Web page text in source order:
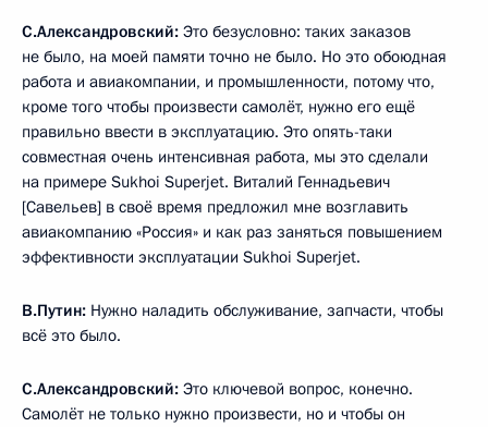
С.Александровский: Это безусловно: таких заказов
не было, на моей памяти точно не было. Но это обоюдная
работа и авиакомпании, и промышленности, потому что,
кроме того чтобы произвести самолёт, нужно его ещё
правильно ввести в эксплуатацию. Это опять-таки
совместная очень интенсивная работа, мы это сделали
на примере Sukhoi Superjet. Виталий Геннадьевич
[Савельев] в своё время предложил мне возглавить
авиакомпанию «Россия» и как раз заняться повышением
эффективности эксплуатации Sukhoi Superjet.
В.Путин: Нужно наладить обслуживание, запчасти, чтобы
всё это было.
С.Александровский: Это ключевой вопрос, конечно.
Самолёт не только нужно произвести, но и чтобы он